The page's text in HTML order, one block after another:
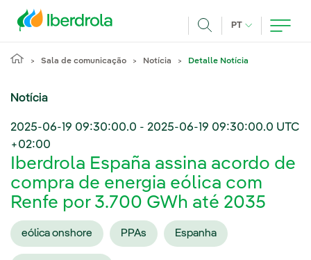
PT IDIOMA ATUAL,
Sala de comunicação Notícia Detalle Notícia
Notícia
2025-06-19 09:30:00.0 - 2025-06-19 09:30:00.0 UTC
+02:00
Iberdrola España assina acordo de
compra de energia eólica com
Renfe por 3.700 GWh até 2035
eólica onshore PPAs Espanha